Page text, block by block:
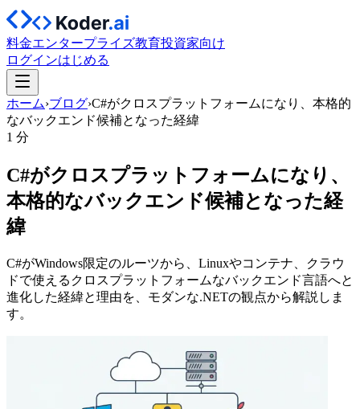
料金エンタープライズ教育投資家向け
ログインはじめる
ホーム›ブログ›C#がクロスプラットフォームになり、本格的
なバックエンド候補となった経緯
1 分
C#がクロスプラットフォームになり、
本格的なバックエンド候補となった経
緯
C#がWindows限定のルーツから、Linuxやコンテナ、クラウ
ドで使えるクロスプラットフォームなバックエンド言語へと
進化した経緯と理由を、モダンな.NETの観点から解説しま
す。